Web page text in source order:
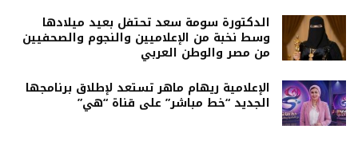
الدكتورة سومة سعد تحتفل بعيد ميلادها
وسط نخبة من الإعلاميين والنجوم والصحفيين
من مصر والوطن العربي
الإعلامية ريهام ماهر تستعد لإطلاق برنامجها
الجديد “خط مباشر” على قناة “هي”